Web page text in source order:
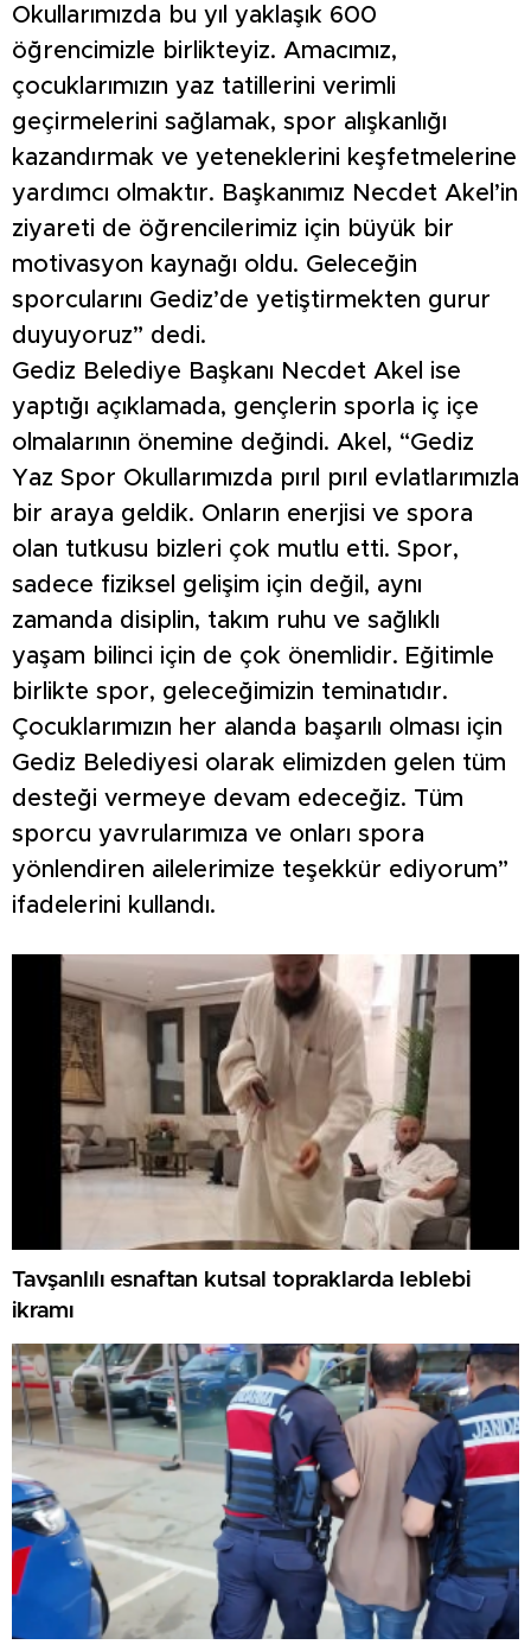
Okullarımızda bu yıl yaklaşık 600
öğrencimizle birlikteyiz. Amacımız,
çocuklarımızın yaz tatillerini verimli
geçirmelerini sağlamak, spor alışkanlığı
kazandırmak ve yeteneklerini keşfetmelerine
yardımcı olmaktır. Başkanımız Necdet Akel’in
ziyareti de öğrencilerimiz için büyük bir
motivasyon kaynağı oldu. Geleceğin
sporcularını Gediz’de yetiştirmekten gurur
duyuyoruz” dedi.
Gediz Belediye Başkanı Necdet Akel ise
yaptığı açıklamada, gençlerin sporla iç içe
olmalarının önemine değindi. Akel, “Gediz
Yaz Spor Okullarımızda pırıl pırıl evlatlarımızla
bir araya geldik. Onların enerjisi ve spora
olan tutkusu bizleri çok mutlu etti. Spor,
sadece fiziksel gelişim için değil, aynı
zamanda disiplin, takım ruhu ve sağlıklı
yaşam bilinci için de çok önemlidir. Eğitimle
birlikte spor, geleceğimizin teminatıdır.
Çocuklarımızın her alanda başarılı olması için
Gediz Belediyesi olarak elimizden gelen tüm
desteği vermeye devam edeceğiz. Tüm
sporcu yavrularımıza ve onları spora
yönlendiren ailelerimize teşekkür ediyorum”
ifadelerini kullandı.
Tavşanlılı esnaftan kutsal topraklarda leblebi
ikramı